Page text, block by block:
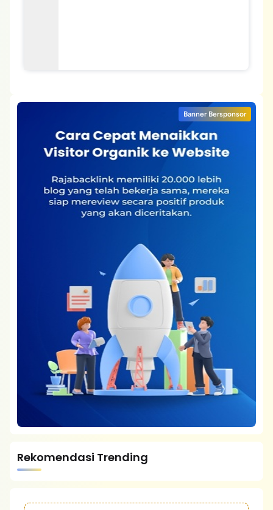
Banner Bersponsor
Rekomendasi Trending